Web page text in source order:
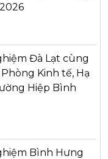
Đà Lạt cùng
Kinh tế, Hạ
Hiệp Bình
Bình Hưng